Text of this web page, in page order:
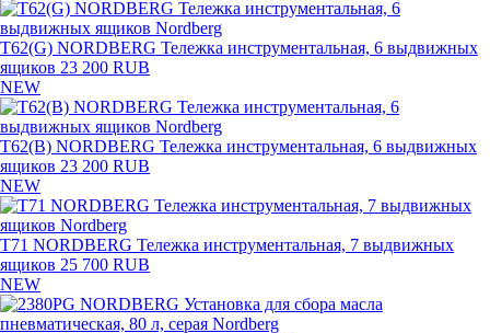
T62(G) NORDBERG Тележка инструментальная, 6 выдвижных
ящиков 23 200 RUB
NEW
T62(B) NORDBERG Тележка инструментальная, 6 выдвижных
ящиков 23 200 RUB
NEW
T71 NORDBERG Тележка инструментальная, 7 выдвижных
ящиков 25 700 RUB
NEW